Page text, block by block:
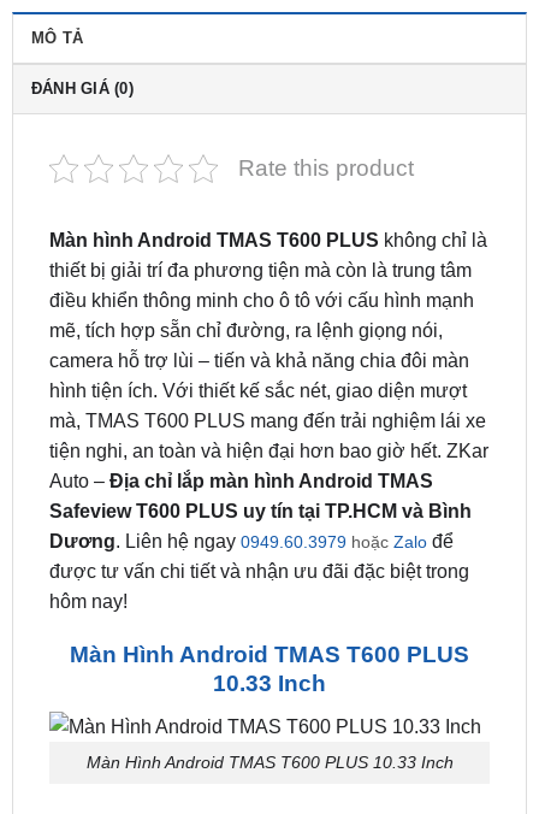
ĐÁNH GIÁ (0)
Màn hình Android TMAS T600 PLUSkhông chỉ là
điều khiển thông minh cho ô tô với cấu hình mạnh
mẽ, tích hợp sẵn chỉ đường, ra lệnh giọng nói,
camera hỗ trợ lùi – tiến và khả năng chia đôi màn
hình tiện ích. Với thiết kế sắc nét, giao diện mượt
mà, TMAS T600 PLUS mang đến trải nghiệm lái xe
tiện nghi, an toàn và hiện đại hơn bao giờ hết. ZKar
Auto –Địa chỉ lắp màn hình Android TMAS
Safeview T600 PLUS uy tín tại TP.HCM và Bình
Dương. Liên hệ ngay0949.60.3979hoặcZalođể
được tư vấn chi tiết và nhận ưu đãi đặc biệt trong
hôm nay!
Màn Hình Android TMAS T600 PLUS
Màn Hình Android TMAS T600 PLUS Là Gì?